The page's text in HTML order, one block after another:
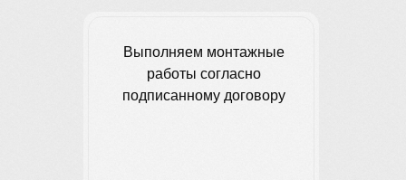
Выполняем монтажные
работы согласно
подписанному договору